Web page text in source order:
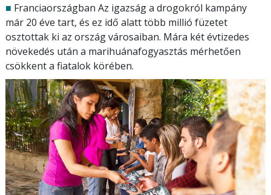
■ Franciaországban Az igazság a drogokról kampány
már 20 éve tart, és ez idő alatt több millió füzetet
osztottak ki az ország városaiban. Mára két évtizedes
növekedés után a marihuánafogyasztás mérhetően
csökkent a fiatalok körében.